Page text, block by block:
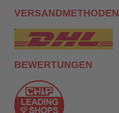
VERSANDMETHODEN
BEWERTUNGEN